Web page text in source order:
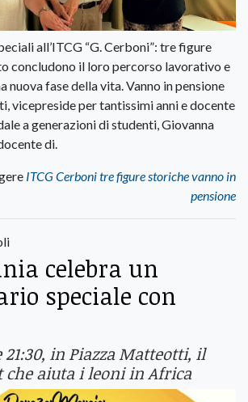
all’ITCG “G. Cerboni”: tre figure
concludono il loro percorso lavorativo e
nuova fase della vita. Vanno in pensione
vicepreside per tantissimi anni e docente
a generazioni di studenti, Giovanna
di.
ITCG Cerboni tre figure storiche vanno in
pensione
celebra un
speciale con
21:30, in Piazza Matteotti, il
che aiuta i leoni in Africa